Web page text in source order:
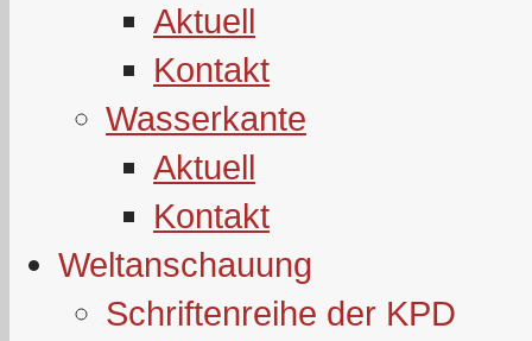
Aktuell
Kontakt
Wasserkante
Aktuell
Kontakt
Weltanschauung
Schriftenreihe der KPD